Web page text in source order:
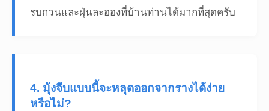
รบกวนและฝุ่นละอองที่บ้านท่านได้มากที่สุดครับ
4. มุ้งจีบแบบนี้จะหลุดออกจากรางได้ง่าย
หรือไม่?